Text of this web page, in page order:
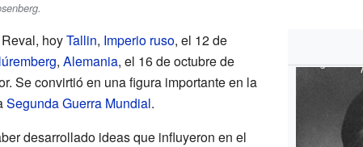
hoyTallin, Imperio ruso, el 12 de
, Alemania, el 16 de octubre de
Se convirtió en una figura importante en la
Segunda Guerra Mundial.
desarrollado ideas que influyeron en el